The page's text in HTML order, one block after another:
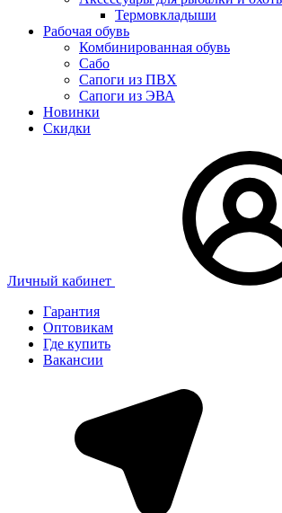
Термовкладыши
Рабочая обувь
Комбинированная обувь
Сабо
Сапоги из ПВХ
Сапоги из ЭВА
Новинки
Скидки
Личный кабинет
Гарантия
Оптовикам
Где купить
Вакансии